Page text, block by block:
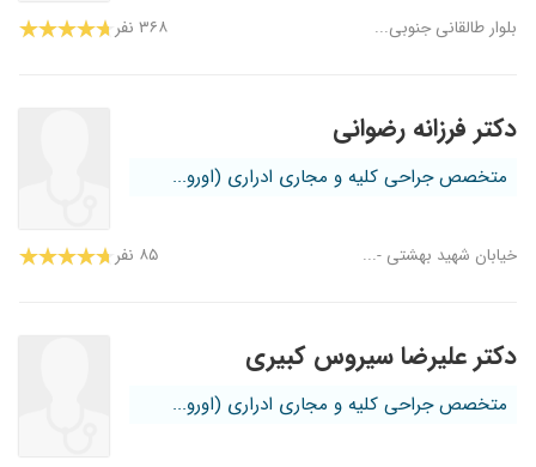
بلوار طالقانی جنوبی... ۳۶۸ نفر
دکتر فرزانه رضوانی
متخصص جراحی کلیه و مجاری ادراری (اورو...
خیابان شهید بهشتی -... ۸۵ نفر
دکتر علیرضا سیروس کبیری
متخصص جراحی کلیه و مجاری ادراری (اورو...